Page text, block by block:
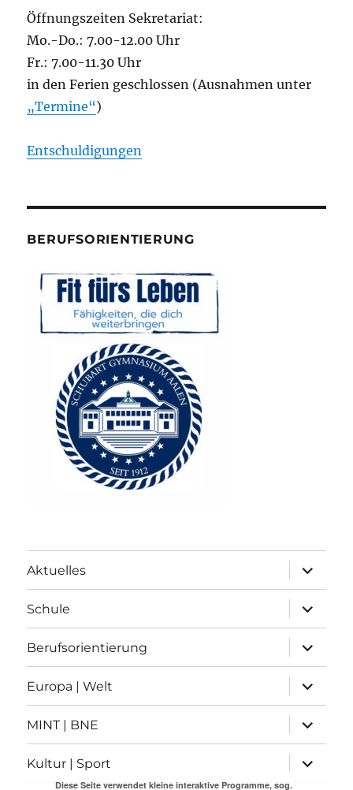
Öffnungszeiten Sekretariat:
Mo.-Do.: 7.00-12.00 Uhr
Fr.: 7.00-11.30 Uhr
in den Ferien geschlossen (Ausnahmen unter
„Termine“)
Entschuldigungen
BERUFSORIENTIERUNG
Aktuelles
anzeigen
Schule
anzeigen
Berufsorientierung
anzeigen
Europa | Welt
anzeigen
MINT | BNE
anzeigen
Kultur | Sport
anzeigen
Diese Seite verwendet kleine interaktive Programme, sog.